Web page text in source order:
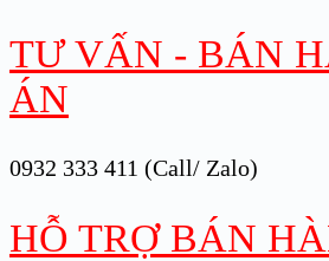
TƯ VẤN - BÁN
ÁN
0932 333 411 (Call/ Zalo)
HỖ TRỢ BÁN